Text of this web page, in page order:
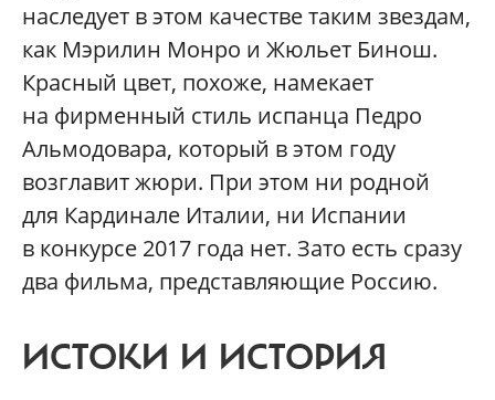
наследует в этом качестве таким звездам,
как Мэрилин Монро и Жюльет Бинош.
Красный цвет, похоже, намекает
на фирменный стиль испанца Педро
Альмодовара, который в этом году
возглавит жюри. При этом ни родной
для Кардинале Италии, ни Испании
в конкурсе 2017 года нет. Зато есть сразу
два фильма, представляющие Россию.
ИСТОКИ И ИСТОРИЯ